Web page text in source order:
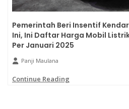
Pemerintah Beri Insentif
Ini, Ini Daftar Harga Mobil
Per Januari 2025
Panji Maulana
Continue Reading